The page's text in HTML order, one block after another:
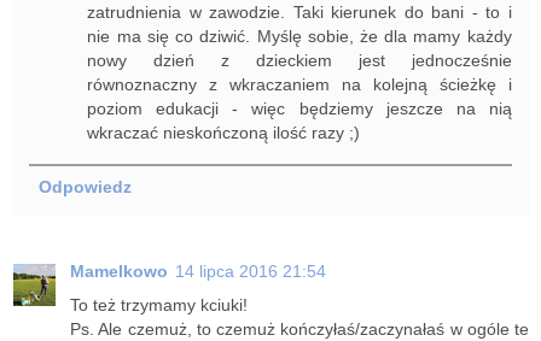
zatrudnienia w zawodzie. Taki kierunek do bani - to i
nie ma się co dziwić. Myślę sobie, że dla mamy każdy
nowy dzień z dzieckiem jest jednocześnie
równoznaczny z wkraczaniem na kolejną ścieżkę i
poziom edukacji - więc będziemy jeszcze na nią
wkraczać nieskończoną ilość razy ;)
Odpowiedz
Mamelkowo 14 lipca 2016 21:54
To też trzymamy kciuki!
Ps. Ale czemuż, to czemuż kończyłaś/zaczynałaś w ogóle te